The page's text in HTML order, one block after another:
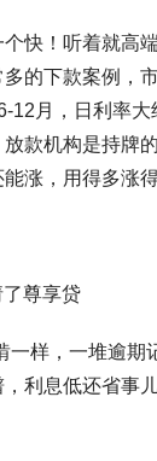
快！听着就高
的下款案例，
12月，日利率
款机构是持牌
涨，用得多涨
尊享贷
一样，一堆逾
利息低还省事